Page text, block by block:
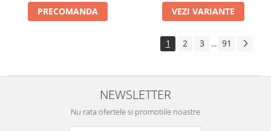
PRECOMANDA VEZI VARIANTE
1 2 3 ... 91
NEWSLETTER
Nu rata ofertele si promotiile noastre